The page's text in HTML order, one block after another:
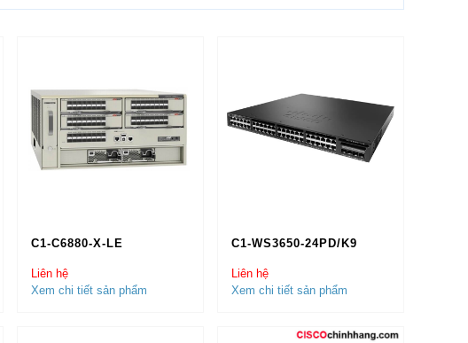
Cisco Chính Hãng
uy tín hàng đầu tại Việt Nam. Các sản
phối trên Toàn Quốc. Các sản phẩm của chúng tôi đã
Không Nội Bài, Ngân Hàng An Bình, Ngân Hàng
C1-C6880-X-LE
Liên hệ
Xem chi tiết sản phẩm
C1-WS3650-24PD/K9
Liên hệ
Xem chi tiết sản phẩm